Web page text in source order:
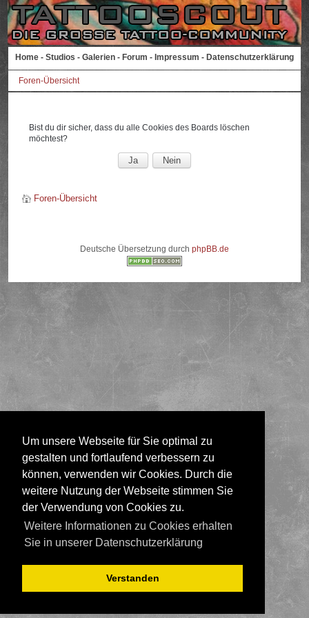
Um unsere Webseite für Sie optimal zu
gestalten und fortlaufend verbessern zu
können, verwenden wir Cookies. Durch die
weitere Nutzung der Webseite stimmen Sie
der Verwendung von Cookies zu.
Weitere Informationen zu Cookies erhalten
Sie in unserer Datenschutzerklärung
Verstanden
Home - Studios - Galerien - Forum - Impressum - Datenschutzerklärung
Foren-Übersicht
Bist du dir sicher, dass du alle Cookies des Boards löschen
möchtest?
Foren-Übersicht
Deutsche Übersetzung durch phpBB.de